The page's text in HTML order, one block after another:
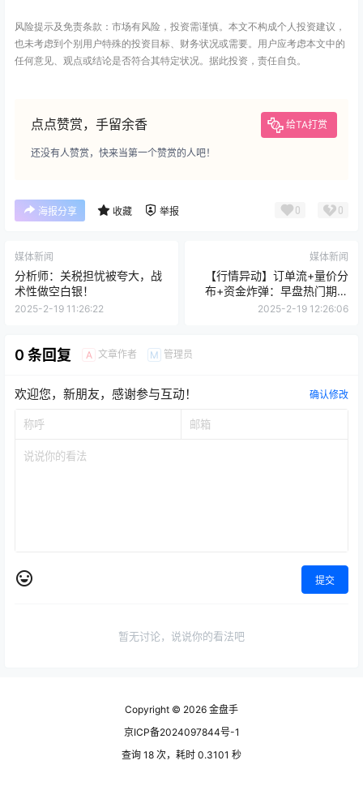
风险提示及免责条款：市场有风险，投资需谨慎。本文不构成个人投资建议，
也未考虑到个别用户特殊的投资目标、财务状况或需要。用户应考虑本文中的
任何意见、观点或结论是否符合其特定状况。据此投资，责任自负。
点点赞赏，手留余香 给TA打赏
还没有人赞赏，快来当第一个赞赏的人吧！
海报分享 收藏 举报 0 0
媒体新闻
分析师：关税担忧被夸大，战
术性做空白银！
2025-2-19 11:26:22
媒体新闻
【行情异动】订单流+量价分
布+资金炸弹：早盘热门期货
品种复盘（2月19日）
2025-2-19 12:26:06
0 条回复 A 文章作者 M 管理员
欢迎您，新朋友，感谢参与互动！ 确认修改
提交
暂无讨论，说说你的看法吧
Copyright © 2026 金盘手
京ICP备2024097844号-1
查询 18 次，耗时 0.3101 秒